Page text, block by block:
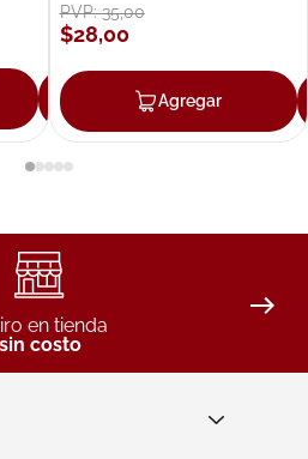
Agregar
PVP:35,00
$28,00
Agregar
en tienda
sin costo